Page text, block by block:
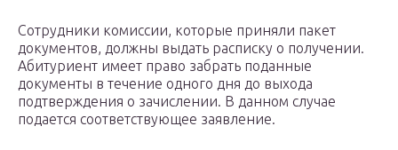
Сотрудники комиссии, которые приняли пакет
документов, должны выдать расписку о получении.
Абитуриент имеет право забрать поданные
документы в течение одного дня до выхода
подтверждения о зачислении. В данном случае
подается соответствующее заявление.